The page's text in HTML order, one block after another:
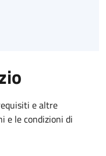
e altre
e le condizioni di